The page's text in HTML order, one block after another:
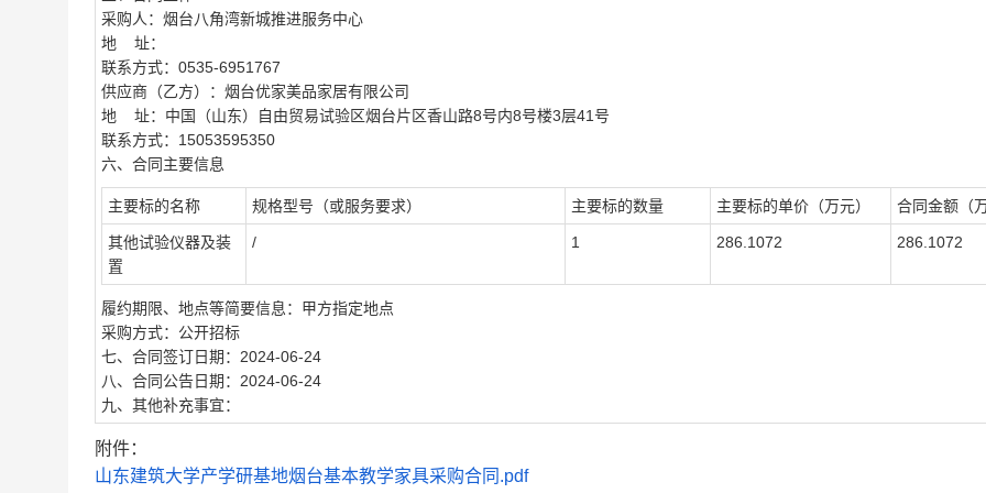
采购人：烟台八角湾新城推进服务中心
地 址：
联系方式：0535-6951767
供应商（乙方）：烟台优家美品家居有限公司
地 址：中国（山东）自由贸易试验区烟台片区香山路8号内8号楼3层41号
联系方式：15053595350
六、合同主要信息
主要标的名称 规格型号（或服务要求） 主要标的数量 主要标的单价（万元） 合同金额（
其他试验仪器及装
置
/ 1 286.1072 286.1072
履约期限、地点等简要信息：甲方指定地点
采购方式：公开招标
七、合同签订日期：2024-06-24
八、合同公告日期：2024-06-24
九、其他补充事宜：
附件：
山东建筑大学产学研基地烟台基本教学家具采购合同.pdf